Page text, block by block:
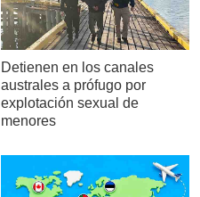
Detienen en los canales
australes a prófugo por
explotación sexual de
menores